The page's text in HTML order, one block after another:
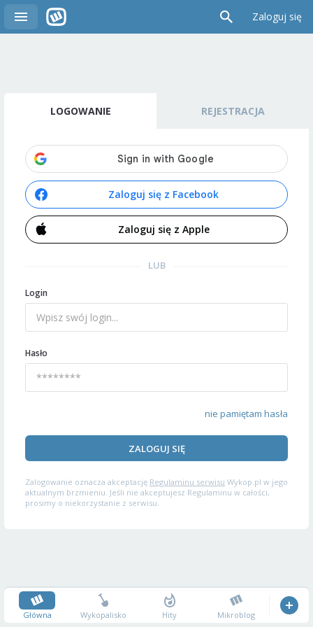
Zaloguj się
LOGOWANIE REJESTRACJA
Zaloguj się z Facebook
Zaloguj się z Apple
LUB
Login
Hasło
nie pamiętam hasła
ZALOGUJ SIĘ
Zalogowanie oznacza akceptację Regulaminu serwisu Wykop.pl w jego
aktualnym brzmieniu. Jeśli nie akceptujesz Regulaminu w całości,
prosimy o niekorzystanie z serwisu.
Główna Wykopalisko Hity Mikroblog